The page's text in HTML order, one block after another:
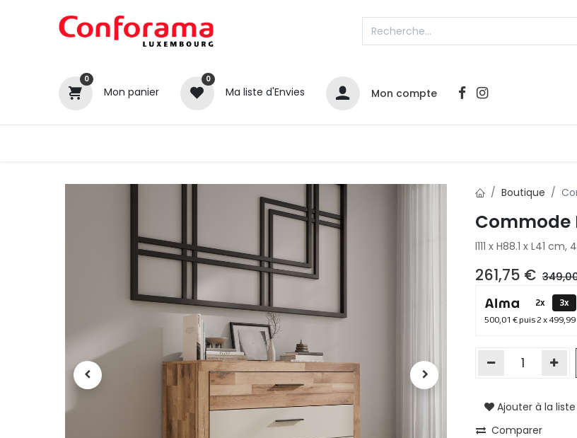
0
Mon panier
0
Ma liste d'Envies Mon compte
Boutique
Commode
l111 x H88.1 x L41 cm,
261,75 €
2x
3x
500,01 € puis 2 x
Ajouter à la
Comparer